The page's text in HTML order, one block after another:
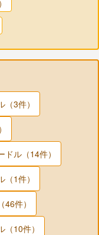
3件）
ル（14件）
1件）
件）
10件）